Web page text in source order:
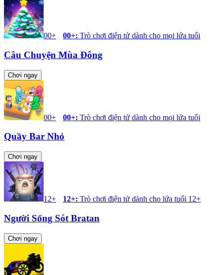
00+ 00+: Trò chơi điện tử dành cho mọi lứa tuổi
Câu Chuyện Mùa Đông
Chơi ngay
00+ 00+: Trò chơi điện tử dành cho mọi lứa tuổi
Quầy Bar Nhỏ
Chơi ngay
12+ 12+: Trò chơi điện tử dành cho lứa tuổi 12+
Người Sống Sót Bratan
Chơi ngay